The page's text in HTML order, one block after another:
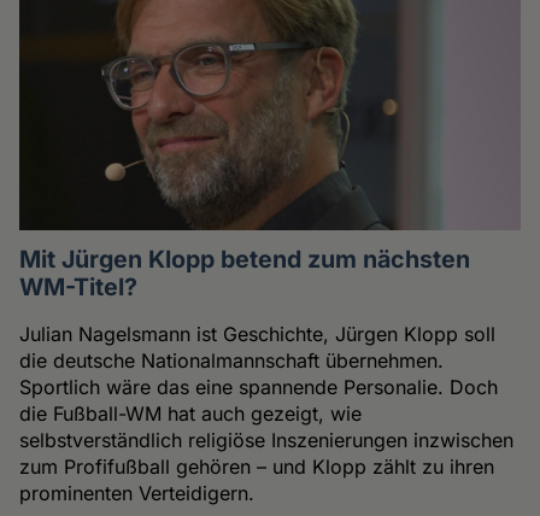
Mit Jürgen Klopp betend zum nächsten
WM-Titel?
Julian Nagelsmann ist Geschichte, Jürgen Klopp soll
die deutsche Nationalmannschaft übernehmen.
Sportlich wäre das eine spannende Personalie. Doch
die Fußball-WM hat auch gezeigt, wie
selbstverständlich religiöse Inszenierungen inzwischen
zum Profifußball gehören – und Klopp zählt zu ihren
prominenten Verteidigern.